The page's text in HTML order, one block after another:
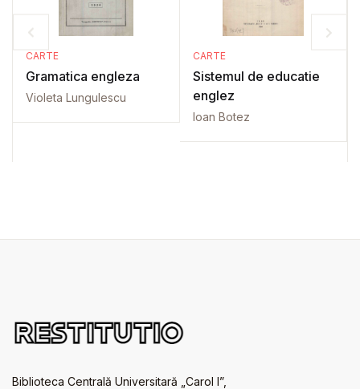
CARTE
Gramatica engleza
Violeta Lungulescu
CARTE
Sistemul de educatie
englez
Ioan Botez
Biblioteca Centrală Universitară „Carol I”,